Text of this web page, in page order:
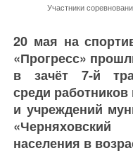
Участники
20 мая на
«Прогресс»
в зачёт 7-й
среди
и учреждений
населения в